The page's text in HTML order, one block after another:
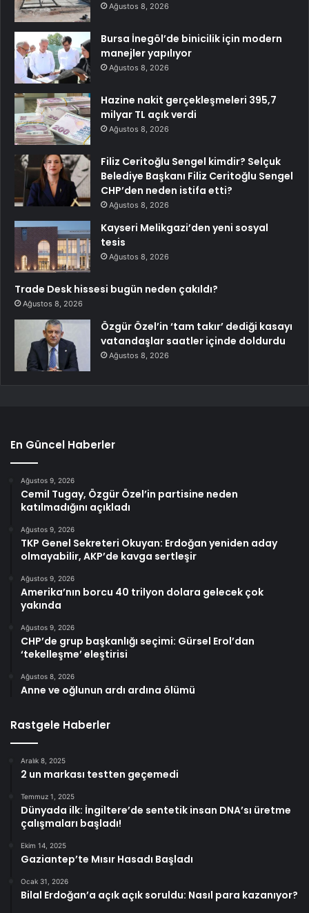
Ağustos 8, 2026
Bursa İnegöl’de binicilik için modern
manejler yapılıyor
Ağustos 8, 2026
Hazine nakit gerçekleşmeleri 395,7
milyar TL açık verdi
Ağustos 8, 2026
Filiz Ceritoğlu Sengel kimdir? Selçuk
Belediye Başkanı Filiz Ceritoğlu Sengel
CHP’den neden istifa etti?
Ağustos 8, 2026
Kayseri Melikgazi’den yeni sosyal
tesis
Ağustos 8, 2026
Trade Desk hissesi bugün neden çakıldı?
Ağustos 8, 2026
Özgür Özel’in ‘tam takır’ dediği kasayı
vatandaşlar saatler içinde doldurdu
Ağustos 8, 2026
En Güncel Haberler
Ağustos 9, 2026
Cemil Tugay, Özgür Özel’in partisine neden
katılmadığını açıkladı
Ağustos 9, 2026
TKP Genel Sekreteri Okuyan: Erdoğan yeniden aday
olmayabilir, AKP’de kavga sertleşir
Ağustos 9, 2026
Amerika’nın borcu 40 trilyon dolara gelecek çok
yakında
Ağustos 9, 2026
CHP’de grup başkanlığı seçimi: Gürsel Erol’dan
‘tekelleşme’ eleştirisi
Ağustos 8, 2026
Anne ve oğlunun ardı ardına ölümü
Rastgele Haberler
Aralık 8, 2025
2 un markası testten geçemedi
Temmuz 1, 2025
Dünyada ilk: İngiltere’de sentetik insan DNA’sı üretme
çalışmaları başladı!
Ekim 14, 2025
Gaziantep’te Mısır Hasadı Başladı
Ocak 31, 2026
Bilal Erdoğan’a açık açık soruldu: Nasıl para kazanıyor?